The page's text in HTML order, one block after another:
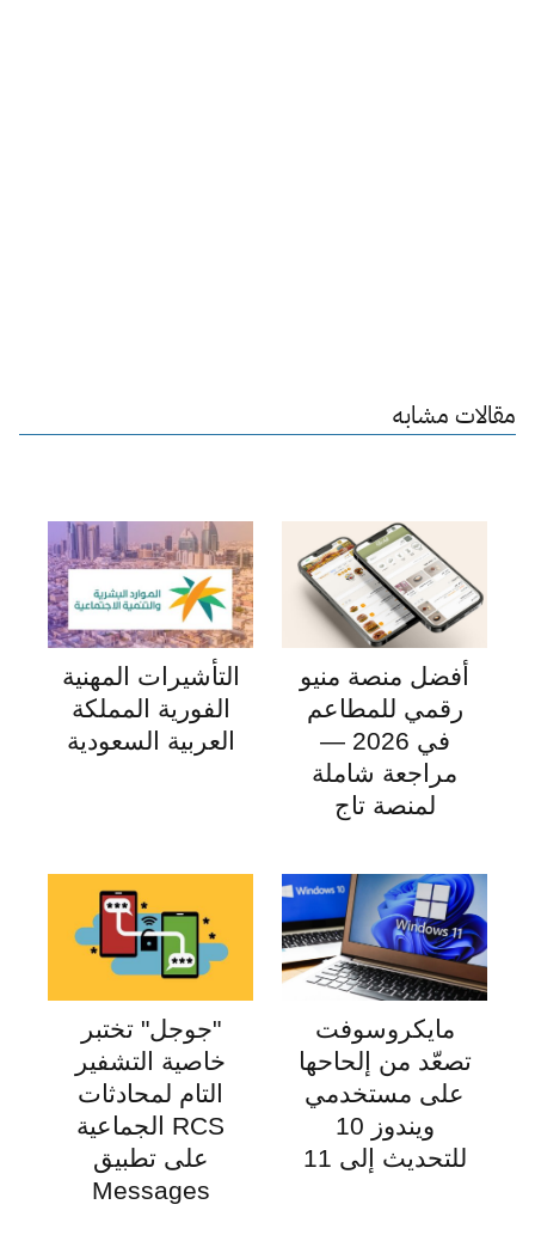
مقالات مشابه
أفضل منصة منيو
رقمي للمطاعم
في 2026 —
مراجعة شاملة
لمنصة تاج
التأشيرات المهنية
الفورية المملكة
العربية السعودية
مايكروسوفت
تصعّد من إلحاحها
على مستخدمي
ويندوز 10
للتحديث إلى 11
"جوجل" تختبر
خاصية التشفير
التام لمحادثات
RCS الجماعية
على تطبيق
Messages